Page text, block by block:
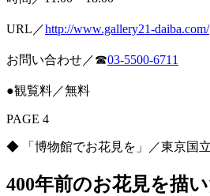
URL／http://www.gallery21-daiba.com/
お問い合わせ／☎︎03-5500-6711
●観覧料／無料
PAGE 4
◆ 「博物館でお花見を」／東京国
400年前のお花見を描